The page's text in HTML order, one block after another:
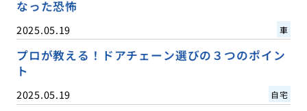
なった恐怖
2025.05.19 車
プロが教える！ドアチェーン選びの３つのポイン
ト
2025.05.19 自宅